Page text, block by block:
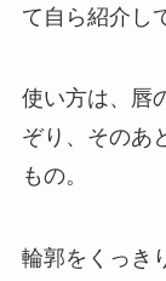
て自ら紹介し
使い方は、唇
ぞり、そのあ
もの。
輪郭をくっき